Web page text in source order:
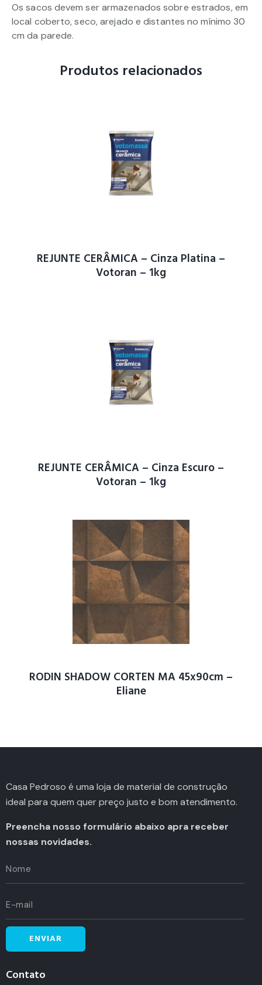
Os sacos devem ser armazenados sobre estrados, em
local coberto, seco, arejado e distantes no mínimo 30
cm da parede.
Produtos relacionados
REJUNTE CERÂMICA – Cinza Platina –
Votoran – 1kg
REJUNTE CERÂMICA – Cinza Escuro –
Votoran – 1kg
RODIN SHADOW CORTEN MA 45x90cm –
Eliane
Casa Pedroso é uma loja de material de construção
ideal para quem quer preço justo e bom atendimento.
Preencha nosso formulário abaixo apra receber
nossas novidades.
Contato